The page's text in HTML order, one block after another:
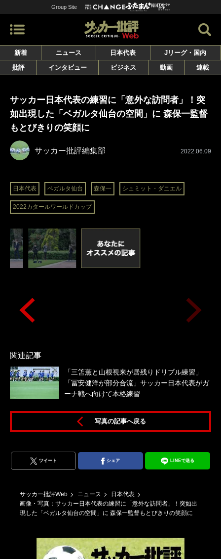
Group Site
新着 ニュース 日本代表
Jリーグ・国内
批評
インタビュー ビジネス 動画 連載
サッカー日本代表の練習に「意外な訪問者」！突
如出現した「ベガルタ仙台の空間」に 森保一監督
もとびきりの笑顔に
サッカー批評編集部 2022.06.09
日本代表 ベガルタ仙台 森保一 シュミット・ダニエル
2022カタールワールドカップ
関連記事
「三笘薫と山根視来が居残りドリブル練習」
「冨安健洋が部分合流」サッカー日本代表がガ
ーナ戦へ向けて本格練習
写真の記事へ戻る
ツイート シェア LINEで送る
サッカー批評Web ニュース
日本代表
画像・写真：サッカー日本代表の練習に「意外な訪問者」！突如出
現した「ベガルタ仙台の空間」に 森保一監督もとびきりの笑顔に